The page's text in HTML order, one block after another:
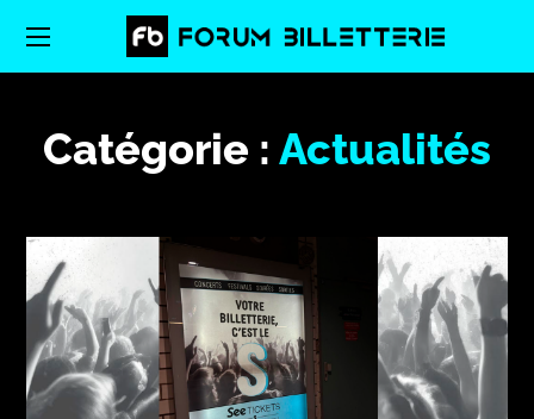
Catégorie : Actualités